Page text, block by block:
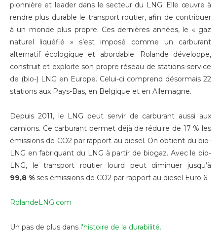
pionnière et leader dans le secteur du LNG. Elle œuvre à
rendre plus durable le transport routier, afin de contribuer
à un monde plus propre. Ces dernières années, le « gaz
naturel liquéfié » s’est imposé comme un carburant
alternatif écologique et abordable. Rolande développe,
construit et exploite son propre réseau de stations-service
de (bio-) LNG en Europe. Celui-ci comprend désormais 22
stations aux Pays-Bas, en Belgique et en Allemagne.
Depuis 2011, le LNG peut servir de carburant aussi aux
camions. Ce carburant permet déjà de réduire de 17 % les
émissions de CO2 par rapport au diesel. On obtient du bio-
LNG en fabriquant du LNG à partir de biogaz. Avec le bio-
LNG, le transport routier lourd peut diminuer jusqu’à
99,8 % ses émissions de CO2 par rapport au diesel Euro 6.
RolandeLNG.com
Un pas de plus dans l'histoire de la durabilité.